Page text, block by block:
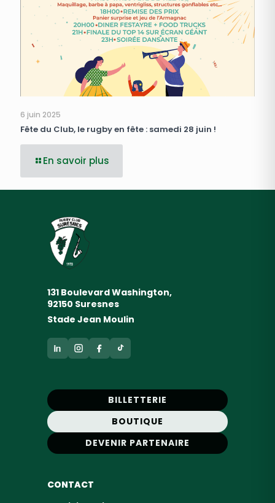
6 juin 2025
Fête du Club, le rugby en fête : samedi 28 juin !
En savoir plus
131 Boulevard Washington,
92150 Suresnes
Stade Jean Moulin
BILLETTERIE
BOUTIQUE
DEVENIR PARTENAIRE
CONTACT